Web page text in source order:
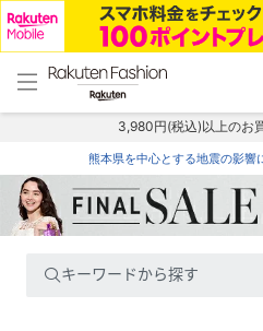
menu home
トップ
3,980円(税込)以上のお
熊本県を中心とする地震の影響
キーワードから探す